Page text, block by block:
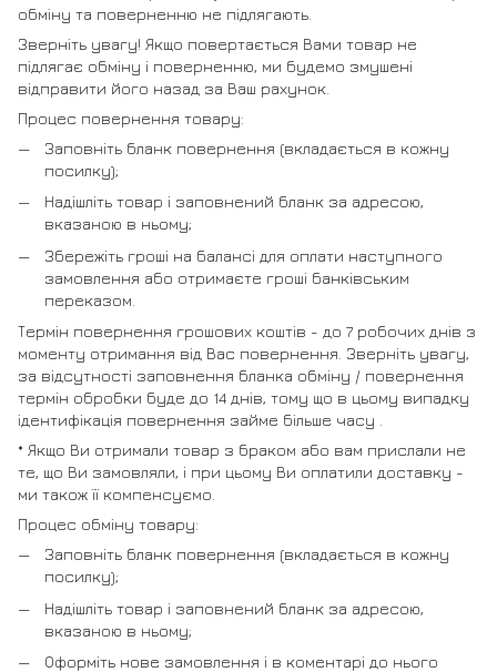
обміну та поверненню не підлягають.
Зверніть увагу! Якщо повертається Вами товар не
підлягає обміну і поверненню, ми будемо змушені
відправити його назад за Ваш рахунок.
Процес повернення товару:
Заповніть бланк повернення (вкладається в кожну
посилку);
Надішліть товар і заповнений бланк за адресою,
вказаною в ньому;
Збережіть гроші на балансі для оплати наступного
замовлення або отримаєте гроші банківським
переказом.
Термін повернення грошових коштів - до 7 робочих днів з
моменту отримання від Вас повернення. Зверніть увагу,
за відсутності заповнення бланка обміну / повернення
термін обробки буде до 14 днів, тому що в цьому випадку
ідентифікація повернення займе більше часу .
* Якщо Ви отримали товар з браком або вам прислали не
те, що Ви замовляли, і при цьому Ви оплатили доставку -
ми також її компенсуємо.
Процес обміну товару:
Заповніть бланк повернення (вкладається в кожну
посилку);
Надішліть товар і заповнений бланк за адресою,
вказаною в ньому;
Оформіть нове замовлення і в коментарі до нього